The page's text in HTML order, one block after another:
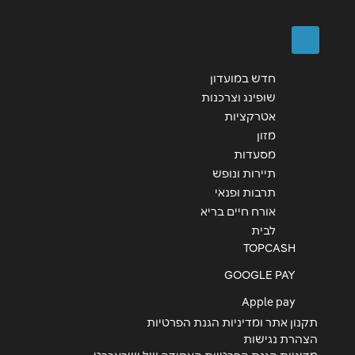
חדש במועדון
שופינג וצרכנות
אטרקציות
מזון
מסעדות
תיירות ונופש
תרבות ופנאי
אורח חיים בריא
לבית
TOPCASH
GOOGLE PAY
Apple pay
תקנון אתר ומדיניות הגנת הפרטיות
הצהרת נגישות